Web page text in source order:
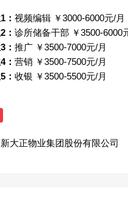
： 视频编辑 ￥3000-6000元/月
： 诊所储备干部 ￥3500-6000
： 推广 ￥3500-7000元/月
： 营销 ￥3500-7500元/月
： 收银 ￥3500-5500元/月
新大正物业集团股份有限公司